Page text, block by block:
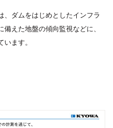
、ダムをはじめとしたインフラ
えた地盤の傾向監視などに、
ます。